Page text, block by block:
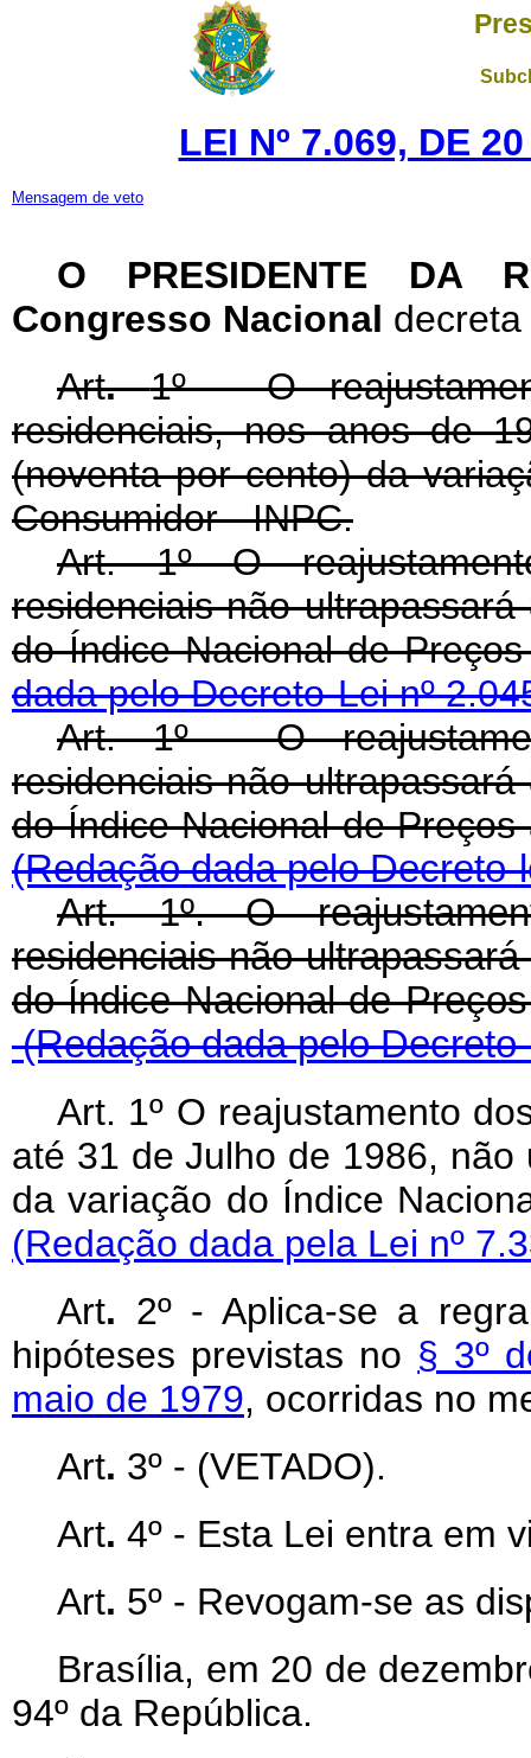
LEI Nº 7.069, DE
Mensagem de veto
O PRESIDENTE DA
Congresso Nacional
Art.1º - O
residenciais, nos anos de
(noventa por cento) da
Consumidor - INPC.
Art. 1º O
residenciais não
do Índice Nacional de
dada pelo Decreto-Lei nº
Art. 1º - O
residenciais não
do Índice Nacional de
(Redação dada pelo Decreto-
Art. 1º. O
residenciais não
do Índice Nacional de
(Redação dada pelo
Art. 1º O reajustamento
até 31 de Julho de 1986,
da variação do Índice
(Redação dada pela Lei nº
Art. 2º - Aplica-se a
hipóteses previstas no § 3º
maio de 1979, ocorridas no
Art. 3º - (VETADO).
Art. 4º - Esta Lei entra em
Art. 5º - Revogam-se as
Brasília, em 20 de
94º da República.